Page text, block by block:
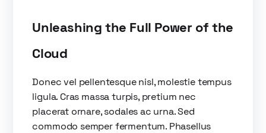
Unleashing the Full Power of the
Cloud
Donec vel pellentesque nisl, molestie tempus
ligula. Cras massa turpis, pretium nec
placerat ornare, sodales ac urna. Sed
commodo semper fermentum. Phasellus